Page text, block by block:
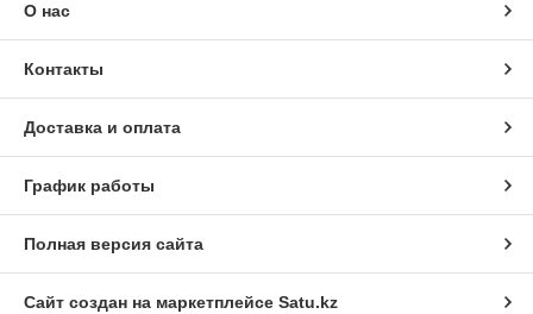
О нас
Контакты
Доставка и оплата
График работы
Полная версия сайта
Сайт создан на маркетплейсе Satu.kz